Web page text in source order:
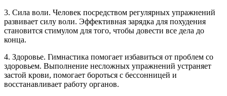
3. Сила воли. Человек посредством регулярных упражнений
развивает силу воли. Эффективная зарядка для похудения
становится стимулом для того, чтобы довести все дела до
конца.
4. Здоровье. Гимнастика помогает избавиться от проблем со
здоровьем. Выполнение несложных упражнений устраняет
застой крови, помогает бороться с бессонницей и
восстанавливает работу органов.